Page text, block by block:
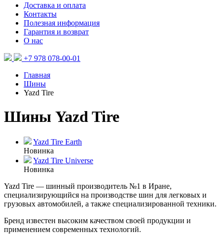
Доставка и оплата
Контакты
Полезная информация
Гарантия и возврат
О нас
+7 978 078-00-01
Главная
Шины
Yazd Tire
Шины Yazd Tire
Yazd Tire Earth
Новинка
Yazd Tire Universe
Новинка
Yazd Tire — шинный производитель №1 в Иране,
специализирующийся на производстве шин для легковых и
грузовых автомобилей, а также специализированной техники.
Бренд известен высоким качеством своей продукции и
применением современных технологий.